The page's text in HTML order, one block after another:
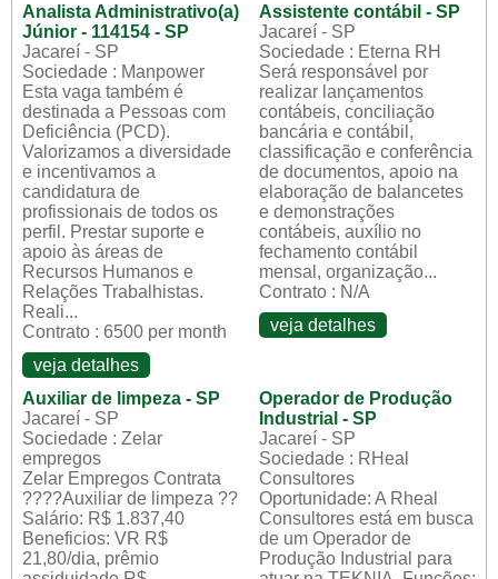
Analista Administrativo(a)
Júnior - 114154 - SP
Jacareí - SP
Sociedade : Manpower
Esta vaga também é
destinada a Pessoas com
Deficiência (PCD).
Valorizamos a diversidade
e incentivamos a
candidatura de
profissionais de todos os
perfil. Prestar suporte e
apoio às áreas de
Recursos Humanos e
Relações Trabalhistas.
Reali...
Contrato : 6500 per month
veja detalhes
Assistente contábil - SP
Jacareí - SP
Sociedade : Eterna RH
Será responsável por
realizar lançamentos
contábeis, conciliação
bancária e contábil,
classificação e conferência
de documentos, apoio na
elaboração de balancetes
e demonstrações
contábeis, auxílio no
fechamento contábil
mensal, organização...
Contrato : N/A
veja detalhes
Auxiliar de limpeza - SP
Jacareí - SP
Sociedade : Zelar
empregos
Zelar Empregos Contrata
????Auxiliar de limpeza ??
Salário: R$ 1.837,40
Beneficios: VR R$
21,80/dia, prêmio
Operador de Produção
Industrial - SP
Jacareí - SP
Sociedade : RHeal
Consultores
Oportunidade: A Rheal
Consultores está em busca
de um Operador de
Produção Industrial para